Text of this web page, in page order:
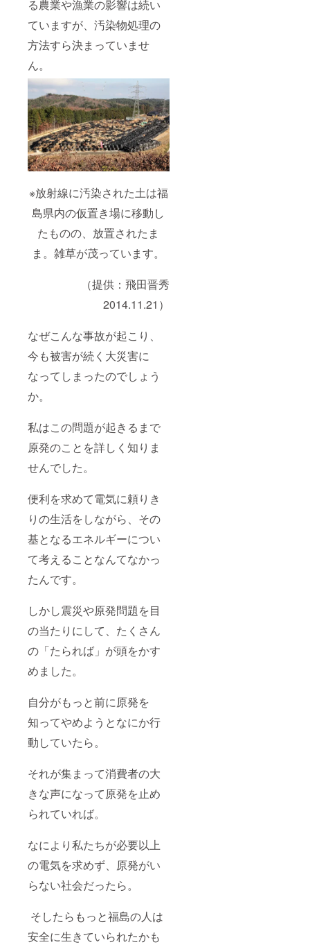
る農業や漁業の影響は続い
ていますが、汚染物処理の
方法すら決まっていませ
ん。
※放射線に汚染された土は福
島県内の仮置き場に移動し
たものの、放置されたま
ま。雑草が茂っています。
（提供：飛田晋秀
2014.11.21）
なぜこんな事故が起こり、
今も被害が続く大災害に
なってしまったのでしょう
か。
私はこの問題が起きるまで
原発のことを詳しく知りま
せんでした。
便利を求めて電気に頼りき
りの生活をしながら、その
基となるエネルギーについ
て考えることなんてなかっ
たんです。
しかし震災や原発問題を目
の当たりにして、たくさん
の「たられば」が頭をかす
めました。
自分がもっと前に原発を
知ってやめようとなにか行
動していたら。
それが集まって消費者の大
きな声になって原発を止め
られていれば。
なにより私たちが必要以上
の電気を求めず、原発がい
らない社会だったら。
そしたらもっと福島の人は
安全に生きていられたかも